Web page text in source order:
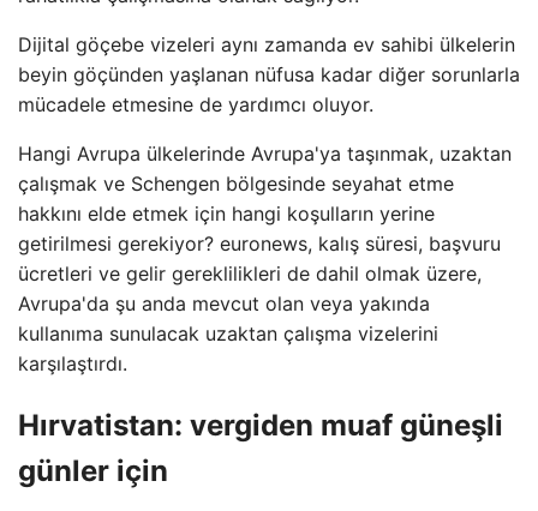
Dijital göçebe vizeleri aynı zamanda ev sahibi ülkelerin
beyin göçünden yaşlanan nüfusa kadar diğer sorunlarla
mücadele etmesine de yardımcı oluyor.
Hangi Avrupa ülkelerinde Avrupa'ya taşınmak, uzaktan
çalışmak ve Schengen bölgesinde seyahat etme
hakkını elde etmek için hangi koşulların yerine
getirilmesi gerekiyor? euronews, kalış süresi, başvuru
ücretleri ve gelir gereklilikleri de dahil olmak üzere,
Avrupa'da şu anda mevcut olan veya yakında
kullanıma sunulacak uzaktan çalışma vizelerini
karşılaştırdı.
Hırvatistan: vergiden muaf güneşli
günler için